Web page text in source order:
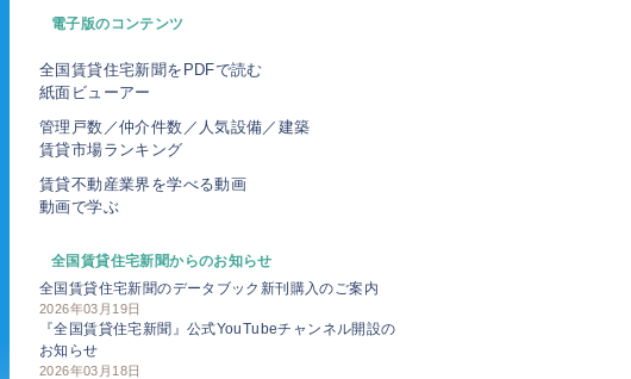
電子版のコンテンツ
全国賃貸住宅新聞をPDFで読む
紙面ビューアー
管理戸数／仲介件数／人気設備／建築
賃貸市場ランキング
賃貸不動産業界を学べる動画
動画で学ぶ
全国賃貸住宅新聞からのお知らせ
全国賃貸住宅新聞のデータブック新刊購入のご案内
2026年03月19日
『全国賃貸住宅新聞』公式YouTubeチャンネル開設の
お知らせ
2026年03月18日